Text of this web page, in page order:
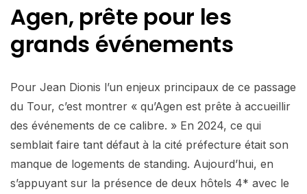
Agen, prête pour les
grands événements
Pour Jean Dionis l’un enjeux principaux de ce passage
du Tour, c’est montrer « qu’Agen est prête à accueillir
des événements de ce calibre. » En 2024, ce qui
semblait faire tant défaut à la cité préfecture était son
manque de logements de standing. Aujourd’hui, en
s’appuyant sur la présence de deux hôtels 4* avec le